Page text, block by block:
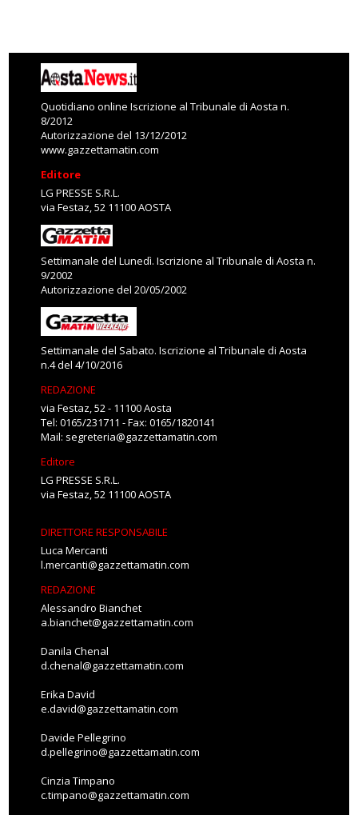
Quotidiano online Iscrizione al Tribunale di Aosta n.
8/2012
Autorizzazione del 13/12/2012
www.gazzettamatin.com
Editore
LG PRESSE S.R.L.
via Festaz, 52 11100 AOSTA
Settimanale del Lunedì. Iscrizione al Tribunale di Aosta n.
9/2002
Autorizzazione del 20/05/2002
Settimanale del Sabato. Iscrizione al Tribunale di Aosta
n.4 del 4/10/2016
REDAZIONE
via Festaz, 52 - 11100 Aosta
Tel: 0165/231711 - Fax: 0165/1820141
Mail: segreteria@gazzettamatin.com
Editore
LG PRESSE S.R.L.
via Festaz, 52 11100 AOSTA
DIRETTORE RESPONSABILE
Luca Mercanti
l.mercanti@gazzettamatin.com
REDAZIONE
Alessandro Bianchet
a.bianchet@gazzettamatin.com
Danila Chenal
d.chenal@gazzettamatin.com
Erika David
e.david@gazzettamatin.com
Davide Pellegrino
d.pellegrino@gazzettamatin.com
Cinzia Timpano
c.timpano@gazzettamatin.com